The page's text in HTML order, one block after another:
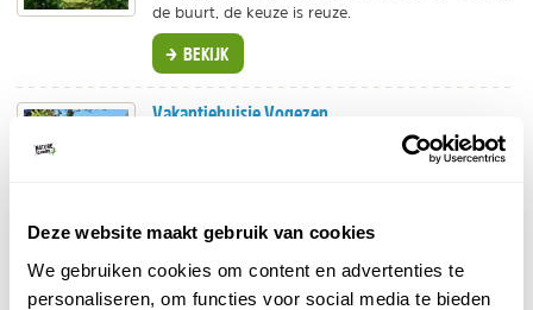
Deze website maakt gebruik van cookies
We gebruiken cookies om content en advertenties te
personaliseren, om functies voor social media te bieden
de buurt, de keuze is reuze.
BEKIJK
Vakantiehuisje Vogezen
buurt.
BEKIJK